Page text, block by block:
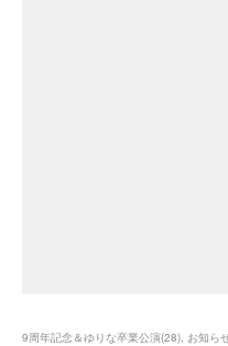
9周年記念＆ゆりな卒業公演(28) お知ら